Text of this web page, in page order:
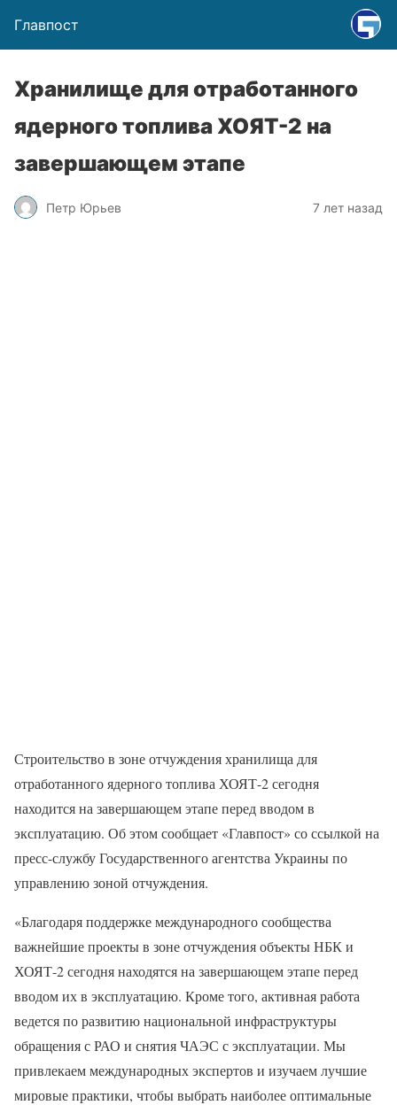
Главпост
Хранилище для отработанного
ядерного топлива ХОЯТ-2 на
завершающем этапе
Петр Юрьев 7 лет назад
Строительство в зоне отчуждения хранилища для
отработанного ядерного топлива ХОЯТ-2 сегодня
находится на завершающем этапе перед вводом в
эксплуатацию. Об этом сообщает «Главпост» со ссылкой на
пресс-службу Государственного агентства Украины по
управлению зоной отчуждения.
«Благодаря поддержке международного сообщества
важнейшие проекты в зоне отчуждения объекты НБК и
ХОЯТ-2 сегодня находятся на завершающем этапе перед
вводом их в эксплуатацию. Кроме того, активная работа
ведется по развитию национальной инфраструктуры
обращения с РАО и снятия ЧАЭС с эксплуатации. Мы
привлекаем международных экспертов и изучаем лучшие
мировые практики, чтобы выбрать наиболее оптимальные